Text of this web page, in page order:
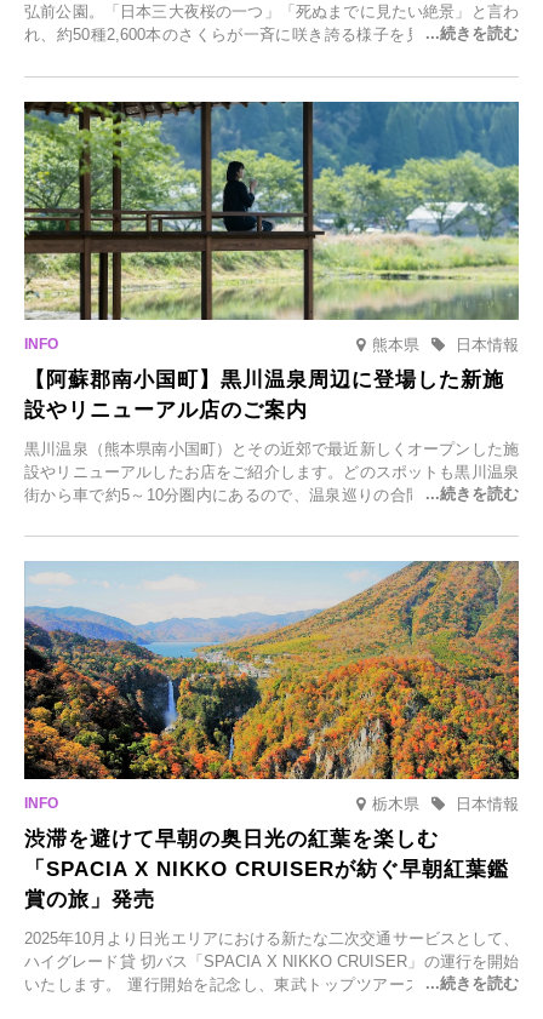
弘前公園。「日本三大夜桜の一つ」「死ぬまでに見たい絶景」と言わ
れ、約50種2,600本のさくらが一斉に咲き誇る様子を見に、世界中か
日(月)～2026年2月28日(土)の期間、「冬に咲くさくらライトアップ」
を開催します。
熊本県 日本情報
【阿蘇郡南小国町】黒川温泉周辺に登場した新施
設やリニューアル店のご案内
黒川温泉（熊本県南小国町）とその近郊で最近新しくオープンした施
設やリニューアルしたお店をご紹介します。どのスポットも黒川温泉
街から車で約5～10分圏内にあるので、温泉巡りの合間に気軽に立ち
元食材にこだわったレストランなど、多彩な魅力が満載です。黒川温
泉の新たな楽しみとしてチェックしてみてください。
栃木県 日本情報
渋滞を避けて早朝の奥日光の紅葉を楽しむ
「SPACIA X NIKKO CRUISERが紡ぐ早朝紅葉鑑
賞の旅」発売
2025年10月より日光エリアにおける新たな二次交通サービスとして、
ハイグレード貸 切バス「SPACIA X NIKKO CRUISER」の運行を開始
いたします。 運行開始を記念し、東武トップツアーズ株式会社では